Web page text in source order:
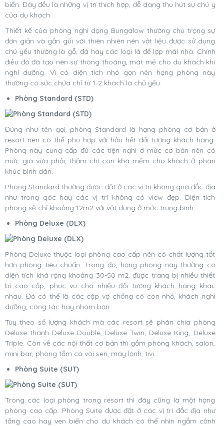
biển. Đây đều là những vị trí thích hợp, dễ dàng thu hút sự chú ý
của du khách.
Thiết kế của phòng nghỉ dạng Bungalow thường chú trọng sự
đơn giản và gần gũi với thiên nhiên nên vật liệu được sử dụng
chủ yếu thường là gỗ, đá hay các loại lá để lợp mái nhà. Chính
điều đó đã tạo nên sự thông thoáng, mát mẻ cho du khách khi
nghỉ dưỡng. Vì có diện tích nhỏ gọn nên hạng phòng này
thường có sức chứa chỉ từ 1-2 khách là chủ yếu.
Phòng Standard (STD)
Đúng như tên gọi, phòng Standard là hạng phòng cơ bản ở
resort nên có thể phù hợp với hầu hết đối tượng khách hàng.
Phòng này cung cấp đủ các tiện nghi ở mức cơ bản nên có
mức giá vừa phải, thậm chí còn khá mềm cho khách ở phân
khúc bình dân.
Phòng Standard thường được đặt ở các vị trí không quá đắc địa
như trong góc hay các vị trí không có view đẹp. Diện tích
phòng sẽ chỉ khoảng 12m2 với vật dụng ở mức trung bình.
Phòng Deluxe (DLX)
Phòng Deluxe thuộc loại phòng cao cấp nên có chất lượng tốt
hơn phòng tiêu chuẩn. Trong đó, hạng phòng này thường có
diện tích khá rộng khoảng 30-50 m2, được trang bị nhiều thiết
bị cao cấp, phục vụ cho nhiều đối tượng khách hàng khác
nhau. Đó có thể là các cặp vợ chồng có con nhỏ, khách nghỉ
dưỡng, công tác hay nhóm bạn…
Tùy theo số lượng khách mà các resort sẽ phân chia phòng
Deluxe thành Deluxe Double, Deluxe Twin, Deluxe King, Deluxe
Triple. Còn về các nội thất cơ bản thì gồm phòng khách, salon,
mini bar, phòng tắm có vòi sen, máy lạnh, tivi…
Phòng Suite (SUT)
Trong các loại phòng trong resort thì đây cũng là một hạng
phòng cao cấp. Phòng Suite được đặt ở các vị trí đắc địa như
tầng cao hay ven biển cho du khách có thể nhìn ngắm cảnh